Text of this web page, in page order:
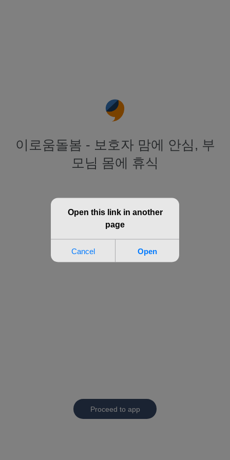
이로움돌봄 - 보호자 맘에 안심, 부
모님 몸에 휴식
Proceed to app